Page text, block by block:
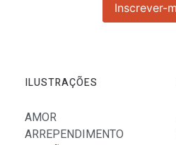
ILUSTRAÇÕES
AMOR
ARREPENDIMENTO